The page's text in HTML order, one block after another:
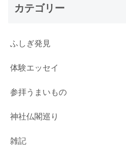
カテゴリー
ふしぎ発見
体験エッセイ
参拝うまいもの
神社仏閣巡り
雑記